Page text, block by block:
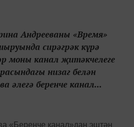
Андрееваны «Время»
сирәгрәк күрә
моны канал җитәкчелеге
низаг белән
әлегә беренче канал...